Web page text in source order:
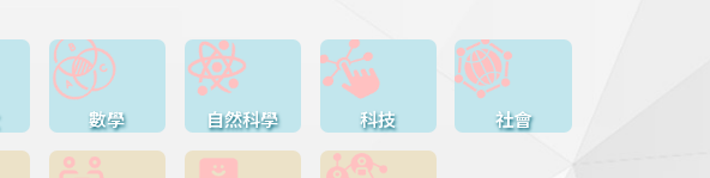
數學 自然科學 科技 社會